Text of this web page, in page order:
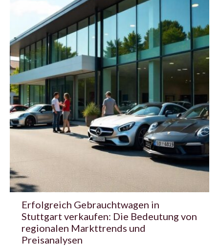
Erfolgreich Gebrauchtwagen in
Stuttgart verkaufen: Die Bedeutung von
regionalen Markttrends und
Preisanalysen